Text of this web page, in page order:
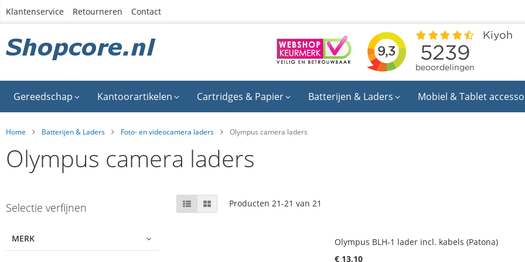
Ga
inhoud
Klantenservice Retourneren Contact
Gereedschap Kantoorartikelen Cartridges & Papier Batterijen & Laders Mobiel & Tablet
Home Batterijen & Laders Foto- en videocamera laders Olympus camera laders
Olympus camera laders
to
list
Selectie verfijnen
MERK
Tonen
als
Lijst Foto-
tabel
Producten 21-21 van 21
Olympus BLH-1 lader incl. kabels (Patona)
€ 13,10